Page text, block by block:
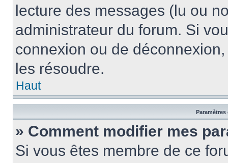
lecture des messages (lu ou
administrateur du forum. Si
connexion ou de
les résoudre.
Haut
Paramètres
» Comment modifier mes
Si vous êtes membre de ce